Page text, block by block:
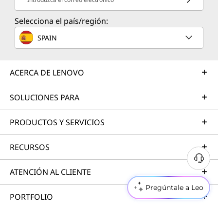
Pregúntale a Leo
Selecciona el país/región:
SPAIN
ACERCA DE LENOVO
SOLUCIONES PARA
PRODUCTOS Y SERVICIOS
RECURSOS
ATENCIÓN AL CLIENTE
PORTFOLIO